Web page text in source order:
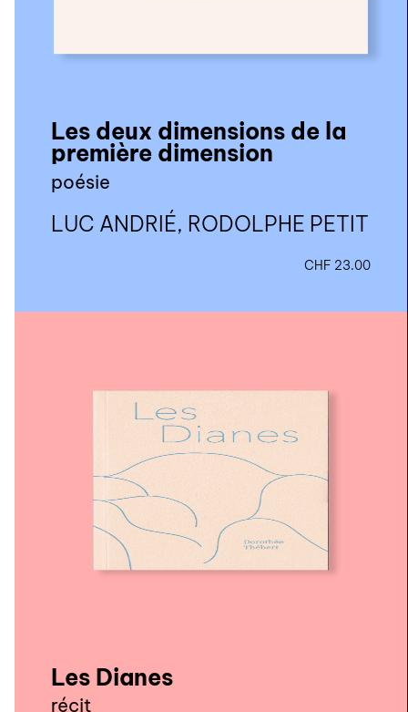
Les deux dimensions de la
première dimension
poésie
LUC ANDRIÉ, RODOLPHE PETIT
CHF 23.00
Les Dianes
récit